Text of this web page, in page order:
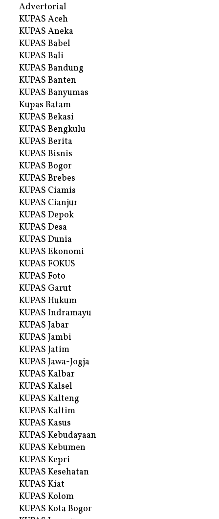
Advertorial
KUPAS Aceh
KUPAS Aneka
KUPAS Babel
KUPAS Bali
KUPAS Bandung
KUPAS Banten
KUPAS Banyumas
Kupas Batam
KUPAS Bekasi
KUPAS Bengkulu
KUPAS Berita
KUPAS Bisnis
KUPAS Bogor
KUPAS Brebes
KUPAS Ciamis
KUPAS Cianjur
KUPAS Depok
KUPAS Desa
KUPAS Dunia
KUPAS Ekonomi
KUPAS FOKUS
KUPAS Foto
KUPAS Garut
KUPAS Hukum
KUPAS Indramayu
KUPAS Jabar
KUPAS Jambi
KUPAS Jatim
KUPAS Jawa-Jogja
KUPAS Kalbar
KUPAS Kalsel
KUPAS Kalteng
KUPAS Kaltim
KUPAS Kasus
KUPAS Kebudayaan
KUPAS Kebumen
KUPAS Kepri
KUPAS Kesehatan
KUPAS Kiat
KUPAS Kolom
KUPAS Kota Bogor